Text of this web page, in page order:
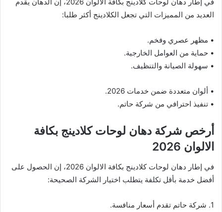
العديد من المميزات التي تجعل الكلادينج أكثر طلبا:
• مظهر عصري وفخم.
• حماية من العوامل الخارجية.
• سهولة الصيانة والتنظيف.
• ألوان متعددة ضمن خدمات 2026.
• تنفيذ احترافي من شركة حاتم.
أرخص شركة دهان لوحات كلادينج بكافة
الالوان 2026
في إطار دهان لوحات كلادينج بكافة الالوان 2026، إن الحصول على
أفضل خدمة بأقل تكلفة يتطلب اختيار الشركة الصحيحة:
1. شركة حاتم تقدم أسعار منافسة.